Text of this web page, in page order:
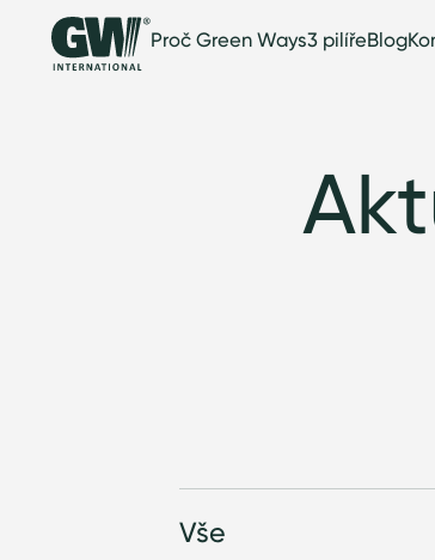
Proč Green Ways3 pilířeBlog
Vše